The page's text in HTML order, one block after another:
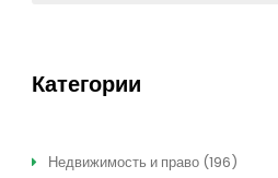
Категории
Недвижимость и право (196)